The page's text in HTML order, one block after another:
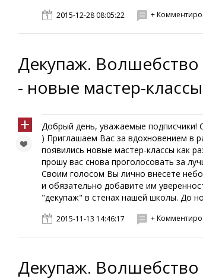
2015-12-28 08:05:22 +
Декупаж.
- новые мастер-
Добрый день, уважаемые подписчики!
) Приглашаем Вас за вдохновением в
появились новые мастер-классы как
прошу вас снова проголосовать за
Своим голосом Вы лично внесете
и обязательно добавите им
"декупаж" в стенах нашей школы. До
2015-11-13 14:46:17 +
Декупаж.